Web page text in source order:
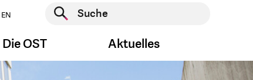
EN
Suche starten
Die OST Aktuelles